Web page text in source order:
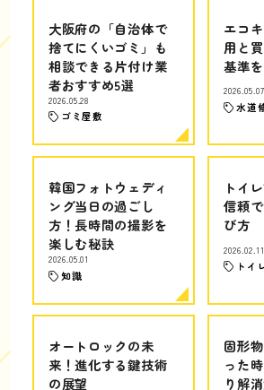
大阪府の「自治体で
捨てにくいゴミ」も
相談できる片付け業
者おすすめ5選
2026.05.28
ゴミ屋敷
エコ
用と
基準
2026.05.07
水道
韓国フォトウェディ
ング当日の過ごし
方！長時間の撮影を
楽しむ秘訣
2026.05.01
知識
トイ
信頼
び方
2026.02.11
トイ
オートロックの未
来！進化する鍵技術
の展望
固形
った
り解